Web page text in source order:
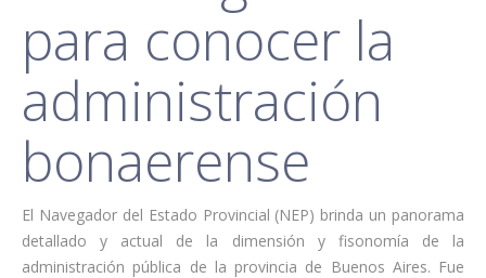
para conocer la
administración
bonaerense
El Navegador del Estado Provincial (NEP) brinda un panorama
detallado y actual de la dimensión y fisonomía de la
administración pública de la provincia de Buenos Aires. Fue